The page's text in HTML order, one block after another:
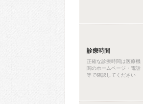
診療時間
正確な診療時間は医療機
関のホームページ・電話
等で確認してください